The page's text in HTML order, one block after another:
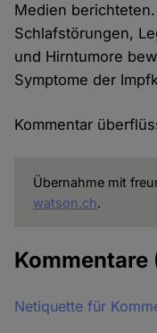
Medien
Schlafstörungen,
und Hirntumore
Symptome der
Kommentar
Übernahme mit
watson.ch.
Kommentare
Netiquette für